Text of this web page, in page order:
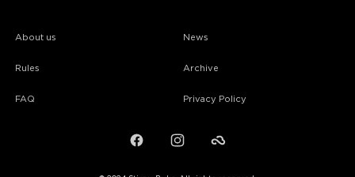
About us
Rules
FAQ
News
Archive
Privacy Policy
FacebookInstagramFailiem.lv